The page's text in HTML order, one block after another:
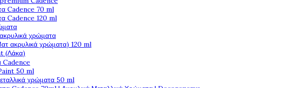
Cadence 70 ml
Cadence 120 ml
χρώματα
ακρυλικά χρώματα) 120 ml
(Λάκα)
Cadence
50 ml
χρώματα 50 ml